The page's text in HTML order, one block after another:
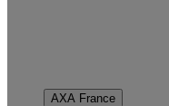
AXA France